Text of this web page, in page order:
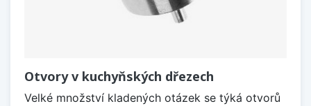
Otvory v kuchyňských dřezech
Velké množství kladených otázek se týká otvorů